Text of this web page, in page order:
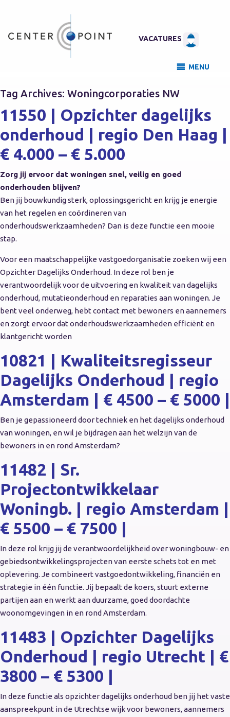
VACATURES
MENU
Tag Archives: Woningcorporaties NW
11550 | Opzichter dagelijks
onderhoud | regio Den Haag |
€ 4.000 – € 5.000
Zorg jij ervoor dat woningen snel, veilig en goed
onderhouden blijven?
Ben jij bouwkundig sterk, oplossingsgericht en krijg je energie
van het regelen en coördineren van
onderhoudswerkzaamheden? Dan is deze functie een mooie
stap.
Voor een maatschappelijke vastgoedorganisatie zoeken wij een
Opzichter Dagelijks Onderhoud. In deze rol ben je
verantwoordelijk voor de uitvoering en kwaliteit van dagelijks
onderhoud, mutatieonderhoud en reparaties aan woningen. Je
bent veel onderweg, hebt contact met bewoners en aannemers
en zorgt ervoor dat onderhoudswerkzaamheden efficiënt en
klantgericht worden
10821 | Kwaliteitsregisseur
Dagelijks Onderhoud | regio
Amsterdam | € 4500 – € 5000 |
Ben je gepassioneerd door techniek en het dagelijks onderhoud
van woningen, en wil je bijdragen aan het welzijn van de
bewoners in en rond Amsterdam?
11482 | Sr.
Projectontwikkelaar
Woningb. | regio Amsterdam |
€ 5500 – € 7500 |
In deze rol krijg jij de verantwoordelijkheid over woningbouw- en
gebiedsontwikkelingsprojecten van eerste schets tot en met
oplevering. Je combineert vastgoedontwikkeling, financiën en
strategie in één functie. Jij bepaalt de koers, stuurt externe
partijen aan en werkt aan duurzame, goed doordachte
woonomgevingen in en rond Amsterdam.
11483 | Opzichter Dagelijks
Onderhoud | regio Utrecht | €
3800 – € 5300 |
In deze functie als opzichter dagelijks onderhoud ben jij het vaste
aanspreekpunt in de Utrechtse wijk voor bewoners, aannemers